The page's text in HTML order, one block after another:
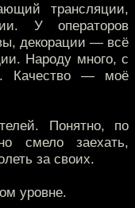
трансляции,
У операторов
декорации — всё
Народу много, с
Качество — моё
Понятно, по
смело заехать,
за своих.
уровне.